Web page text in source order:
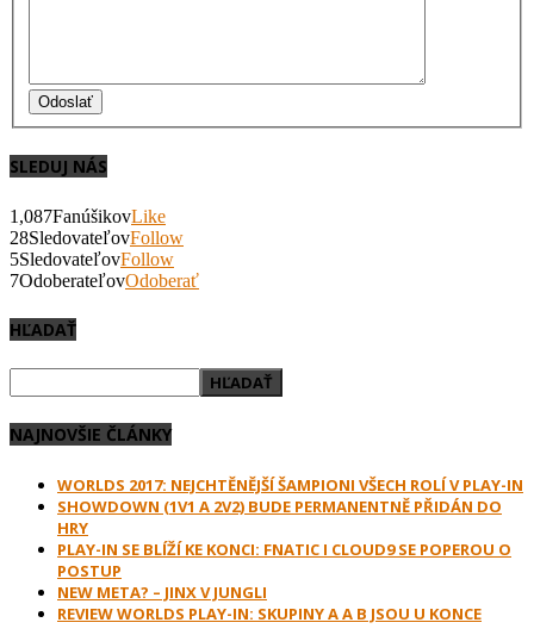
Odoslať
SLEDUJ NÁS
1,087FanúšikovLike
28SledovateľovFollow
5SledovateľovFollow
7OdoberateľovOdoberať
HĽADAŤ
NAJNOVŠIE ČLÁNKY
WORLDS 2017: NEJCHTĚNĚJŠÍ ŠAMPIONI VŠECH ROLÍ V PLAY-IN
SHOWDOWN (1V1 A 2V2) BUDE PERMANENTNĚ PŘIDÁN DO
HRY
PLAY-IN SE BLÍŽÍ KE KONCI: FNATIC I CLOUD9 SE POPEROU O
POSTUP
NEW META? – JINX V JUNGLI
REVIEW WORLDS PLAY-IN: SKUPINY A A B JSOU U KONCE